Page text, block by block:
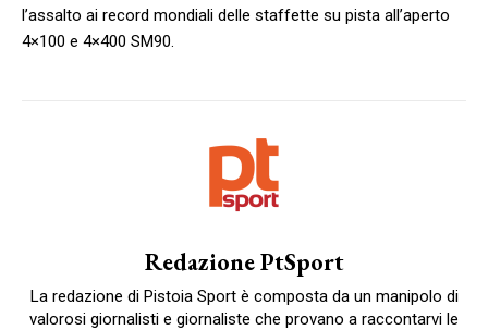
l’assalto ai record mondiali delle staffette su pista all’aperto
4×100 e 4×400 SM90.
Redazione PtSport
La redazione di Pistoia Sport è composta da un manipolo di
valorosi giornalisti e giornaliste che provano a raccontarvi le